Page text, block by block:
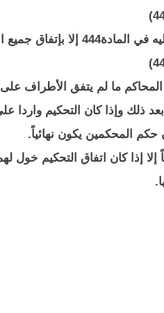
جميع الأطراف.
المحاكم ما لم يتفق الأطراف
ذلك وإذا كان التحكيم واردا
المحكمين يكون نهائياً.
إذا كان اتفاق التحكيم